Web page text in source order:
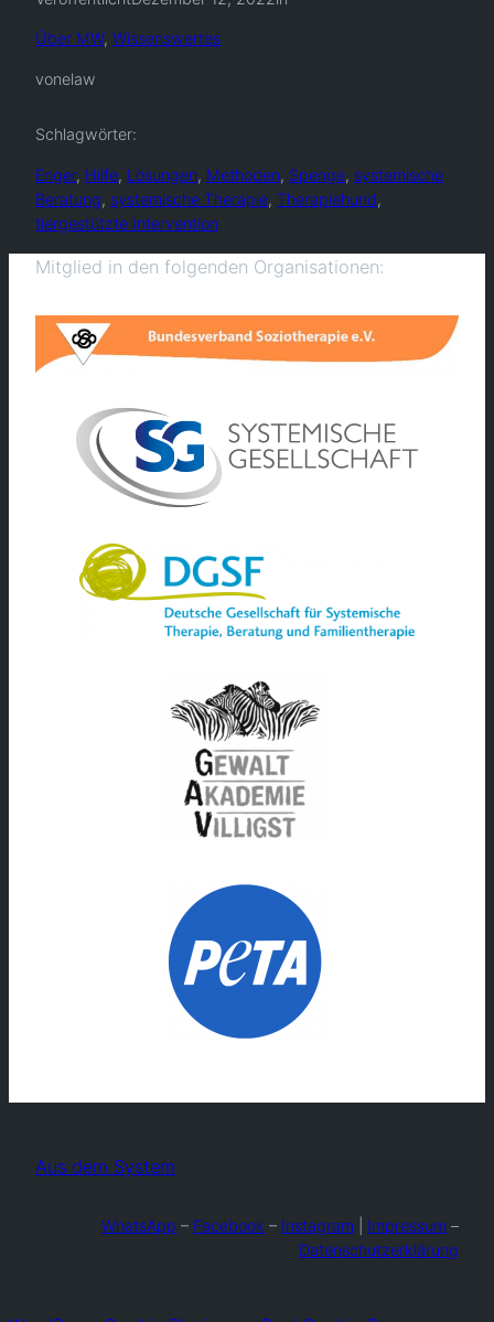
Über MW, Wissenswertes
vonelaw
Schlagwörter:
Enger, Hilfe, Lösungen, Methoden, Spenge, systemische
Beratung, systemische Therapie, Therapiehund
tiergestützte Intervention
Mitglied in den folgenden Organisationen:
Aus dem System
WhatsApp – Facebook – Instagram Impressum –
Datenschutzerklärung